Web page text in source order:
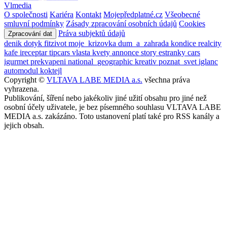
Vlmedia
O společnosti Kariéra Kontakt Mojepředplatné.cz Všeobecné
smluvní podmínky Zásady zpracování osobních údajů Cookies
Zpracování dat
Práva subjektů údajů
denik dotyk fitzivot moje_krizovka dum_a_zahrada kondice realcity
kafe ireceptartipcars vlasta kvety annonce story estranky cars
igurmet prekvapeni national_geographic kreativ poznat_svet iglanc
automodul koktejl
Copyright © VLTAVA LABE MEDIA a.s. všechna práva
vyhrazena.
Publikování, šíření nebo jakékoliv jiné užití obsahu pro jiné než
osobní účely uživatele, je bez písemného souhlasu VLTAVA LABE
MEDIA a.s. zakázáno. Toto ustanovení platí také pro RSS kanály a
jejich obsah.